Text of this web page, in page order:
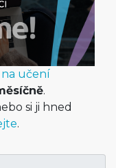
učení
.
si ji hned
.